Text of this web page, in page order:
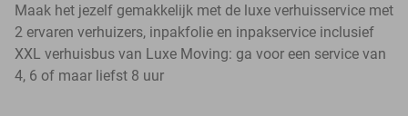
Maak het jezelf gemakkelijk met de luxe verhuisservice met
2 ervaren verhuizers, inpakfolie en inpakservice inclusief
XXL verhuisbus van Luxe Moving: ga voor een service van
4, 6 of maar liefst 8 uur